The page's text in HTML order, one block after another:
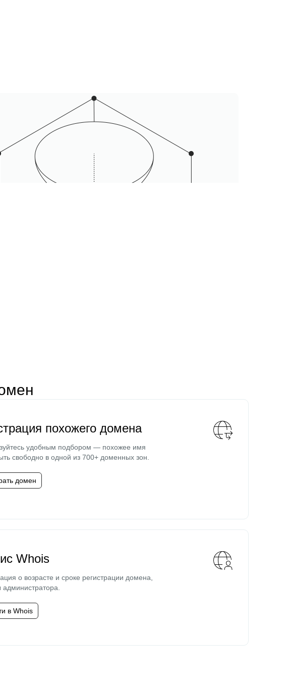
похожего домена
удобным подбором — похожее имя
свободно в одной из 700+ доменных зон.
домен
Whois
о возрасте и сроке регистрации домена,
администратора.
в Whois